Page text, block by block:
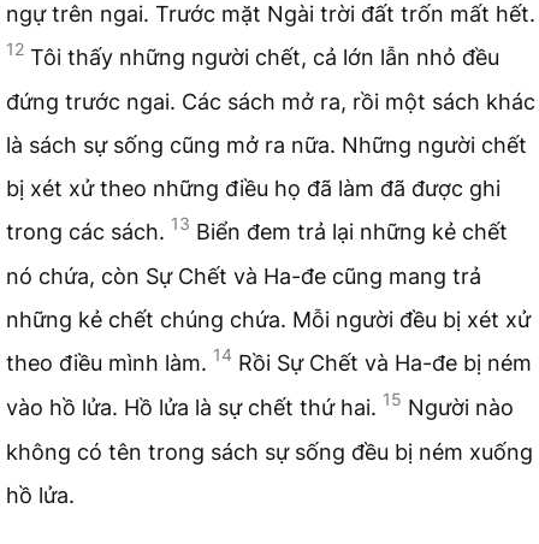
ngự trên ngai. Trước mặt Ngài trời đất trốn mất hết.
12 Tôi thấy những người chết, cả lớn lẫn nhỏ đều
đứng trước ngai. Các sách mở ra, rồi một sách khác
là sách sự sống cũng mở ra nữa. Những người chết
bị xét xử theo những điều họ đã làm đã được ghi
trong các sách. 13 Biển đem trả lại những kẻ chết
nó chứa, còn Sự Chết và Ha-đe cũng mang trả
những kẻ chết chúng chứa. Mỗi người đều bị xét xử
theo điều mình làm. 14 Rồi Sự Chết và Ha-đe bị ném
vào hồ lửa. Hồ lửa là sự chết thứ hai. 15 Người nào
không có tên trong sách sự sống đều bị ném xuống
hồ lửa.